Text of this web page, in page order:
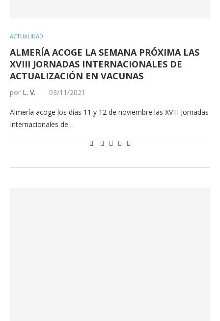
ACTUALIDAD
ALMERÍA ACOGE LA SEMANA PRÓXIMA LAS
XVIII JORNADAS INTERNACIONALES DE
ACTUALIZACIÓN EN VACUNAS
por L. V. 03/11/2021
Almería acoge los días 11 y 12 de noviembre las XVIII Jornadas
Internacionales de…